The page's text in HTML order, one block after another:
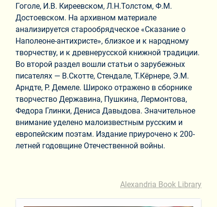
Гоголе, И.В. Киреевском, Л.Н.Толстом, Ф.М.
Достоевском. На архивном материале
анализируется старообрядческое «Сказание о
Наполеоне-антихристе», близкое и к народному
творчеству, и к древнерусской книжной традиции.
Во второй раздел вошли статьи о зарубежных
писателях — В.Скотте, Стендале, Т.Кёрнере, Э.М.
Арндте, Р. Демеле. Широко отражено в сборнике
творчество Державина, Пушкина, Лермонтова,
Федора Глинки, Дениса Давыдова. Значительное
внимание уделено малоизвестным русским и
европейским поэтам. Издание приурочено к 200-
летней годовщине Отечественной войны.
Alexandria Book Library